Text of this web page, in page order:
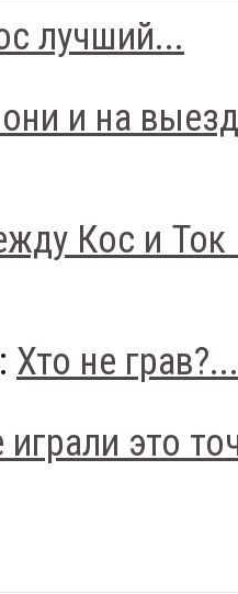
лучший...
и на
Кос и
Хто не грав?...
играли это